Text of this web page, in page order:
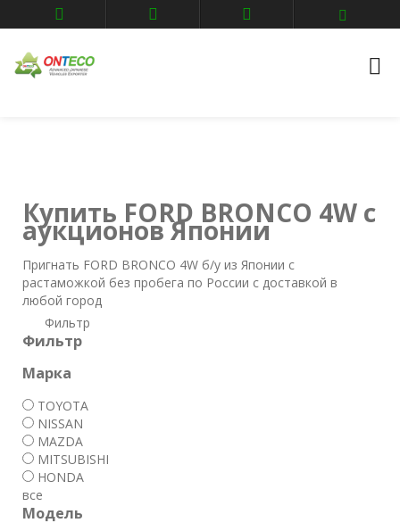
Главная
Авто аукционы
bronco-4w
Купить FORD BRONCO 4W с
аукционов Японии
Пригнать FORD BRONCO 4W б/у из Японии с
растаможкой без пробега по России с доставкой в
любой город
Фильтр
Фильтр
Марка
TOYOTA
NISSAN
MAZDA
MITSUBISHI
HONDA
все
Модель